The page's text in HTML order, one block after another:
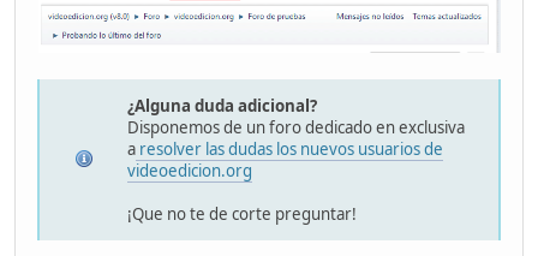
¿Alguna duda adicional?
Disponemos de un foro dedicado en exclusiva
a resolver las dudas los nuevos usuarios de
videoedicion.org
¡Que no te de corte preguntar!